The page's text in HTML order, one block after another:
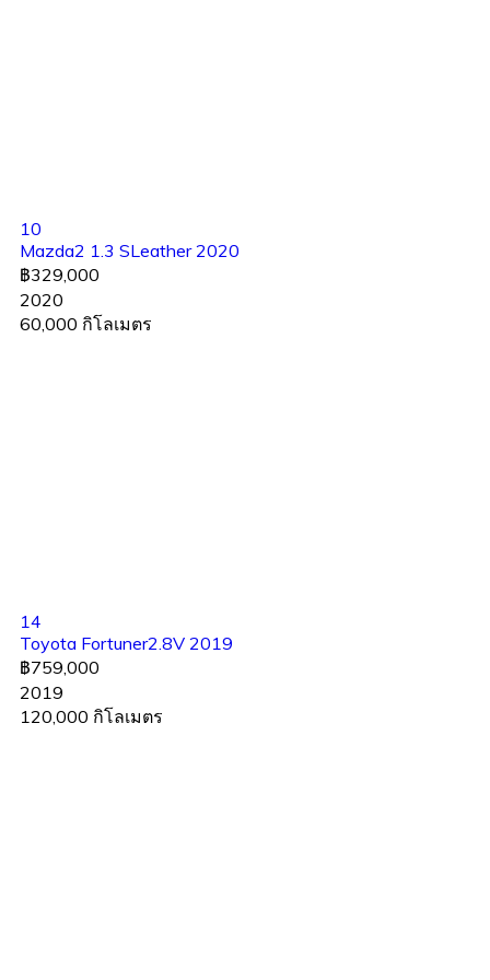
10
Mazda2 1.3 SLeather 2020
฿329,000
2020
60,000 กิโลเมตร
14
Toyota Fortuner2.8V 2019
฿759,000
2019
120,000 กิโลเมตร